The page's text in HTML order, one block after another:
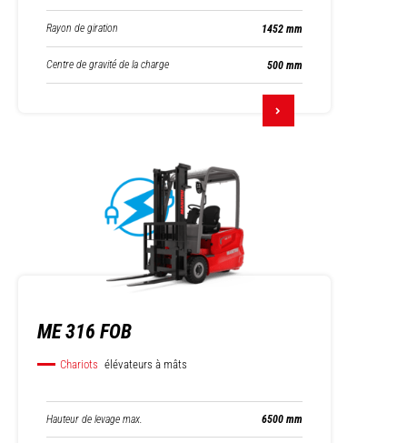
Rayon de giration 1452 mm
Centre de gravité de la charge 500 mm
ME 316 FOB
Chariots élévateurs à mâts
Hauteur de levage max. 6500 mm